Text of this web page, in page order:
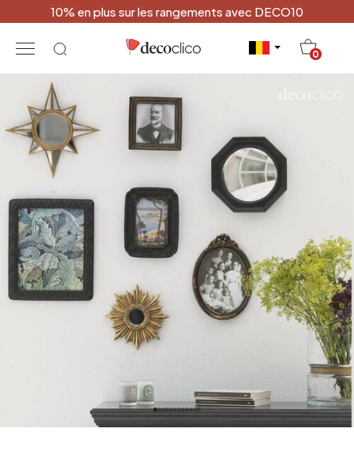
10% en plus sur les rangements avec DECO10
0